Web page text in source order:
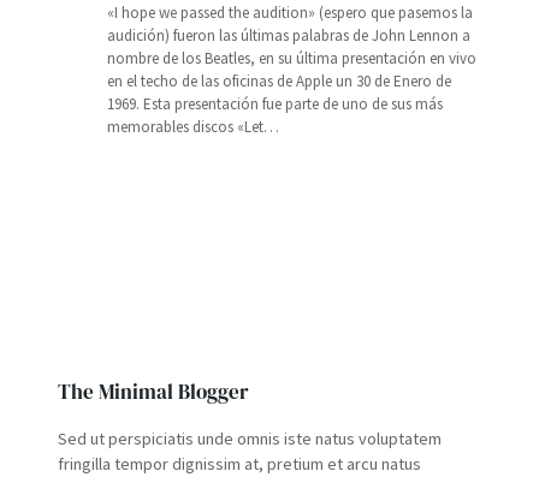
«I hope we passed the audition» (espero que pasemos la
audición) fueron las últimas palabras de John Lennon a
nombre de los Beatles, en su última presentación en vivo
en el techo de las oficinas de Apple un 30 de Enero de
1969. Esta presentación fue parte de uno de sus más
memorables discos «Let…
The Minimal Blogger
Sed ut perspiciatis unde omnis iste natus voluptatem
fringilla tempor dignissim at, pretium et arcu natus